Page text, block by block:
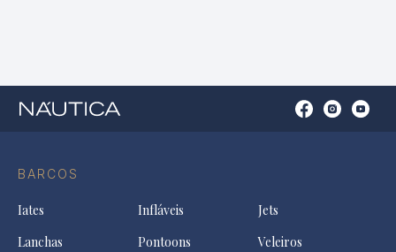
BARCOS
Iates Infláveis
Jets
Lanchas
Pontoons Veleiros
OpenOpenOpen